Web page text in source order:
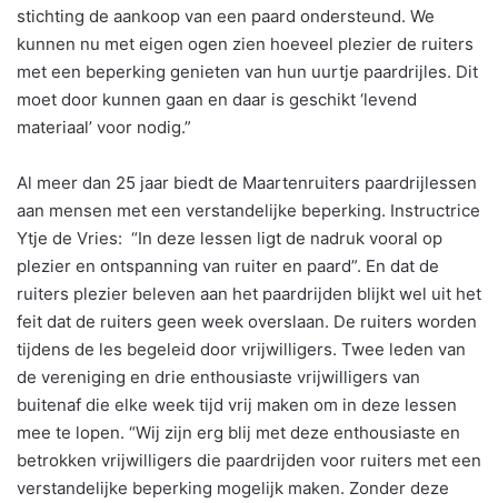
stichting de aankoop van een paard ondersteund. We
kunnen nu met eigen ogen zien hoeveel plezier de ruiters
met een beperking genieten van hun uurtje paardrijles. Dit
moet door kunnen gaan en daar is geschikt ‘levend
materiaal’ voor nodig.”
Al meer dan 25 jaar biedt de Maartenruiters paardrijlessen
aan mensen met een verstandelijke beperking. Instructrice
Ytje de Vries: “In deze lessen ligt de nadruk vooral op
plezier en ontspanning van ruiter en paard”. En dat de
ruiters plezier beleven aan het paardrijden blijkt wel uit het
feit dat de ruiters geen week overslaan. De ruiters worden
tijdens de les begeleid door vrijwilligers. Twee leden van
de vereniging en drie enthousiaste vrijwilligers van
buitenaf die elke week tijd vrij maken om in deze lessen
mee te lopen. “Wij zijn erg blij met deze enthousiaste en
betrokken vrijwilligers die paardrijden voor ruiters met een
verstandelijke beperking mogelijk maken. Zonder deze